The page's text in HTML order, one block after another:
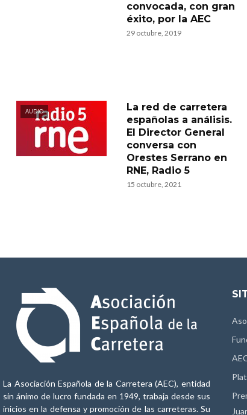
convocada, con gran
éxito, por la AEC
29 octubre, 2019
AUDIO
La red de carretera
españolas a análisis.
El Director General
conversa con
Orestes Serrano en
RNE, Radio 5
15 octubre, 2021
La Asociación Española de la Carretera (AEC), entidad
sin ánimo de lucro fundada en 1949, trabaja desde sus
inicios en la defensa y promoción de las carreteras. Su